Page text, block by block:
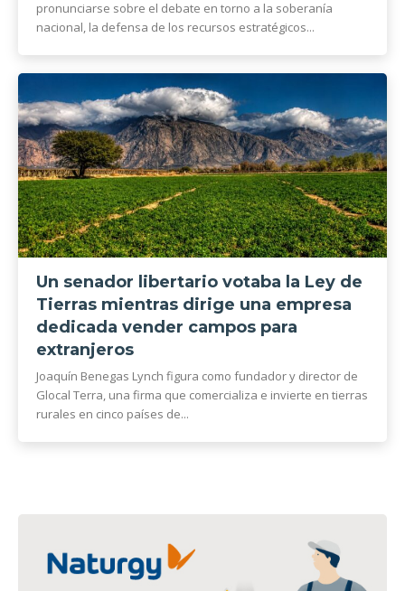
pronunciarse sobre el debate en torno a la soberanía
nacional, la defensa de los recursos estratégicos...
Un senador libertario votaba la Ley de
Tierras mientras dirige una empresa
dedicada vender campos para
extranjeros
Joaquín Benegas Lynch figura como fundador y director de
Glocal Terra, una firma que comercializa e invierte en tierras
rurales en cinco países de...